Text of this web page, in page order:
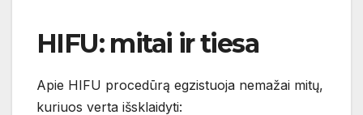
HIFU: mitai ir tiesa
Apie HIFU procedūrą egzistuoja nemažai mitų,
kuriuos verta išsklaidyti: